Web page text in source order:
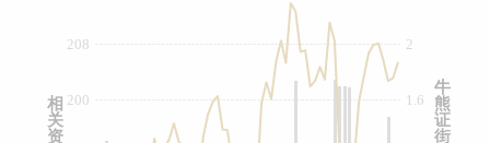
2
1.6
200
208
牛
熊
证
街
相
关
资
牛熊证文件及公告 (瑞信)
收市竞价变化